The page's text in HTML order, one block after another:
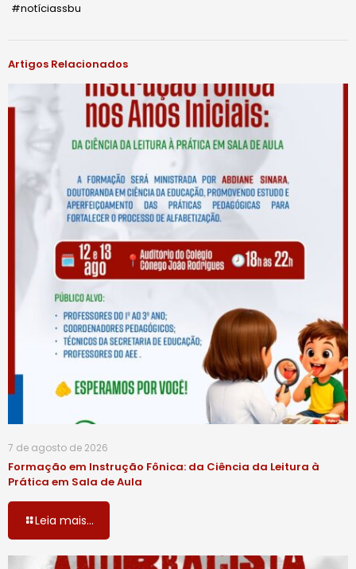
#notíciassbu
Artigos Relacionados
7 de agosto de 2026
Formação em Instrução Fônica: da Ciência da Leitura à
Prática em Sala de Aula
Leia mais...